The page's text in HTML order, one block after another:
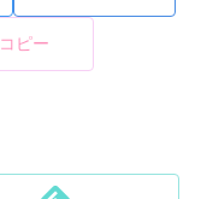
コピー